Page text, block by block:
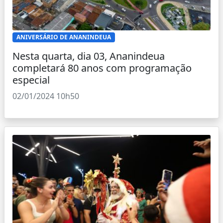
ANIVERSÁRIO DE ANANINDEUA
Nesta quarta, dia 03, Ananindeua
completará 80 anos com programação
especial
02/01/2024 10h50